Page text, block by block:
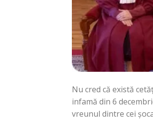
Nu cred că există
infamă din 6
vreunul dintre cei